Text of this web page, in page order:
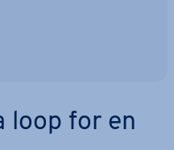
loop for en